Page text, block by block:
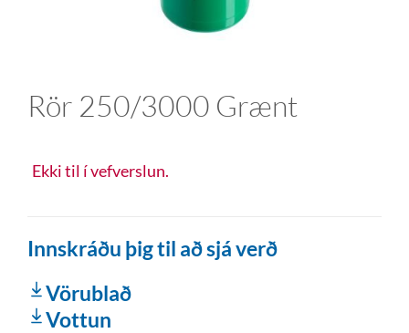
Rör 250/3000 Grænt
Ekki til í vefverslun.
Innskráðu þig til að sjá verð
Vörublað
Vottun